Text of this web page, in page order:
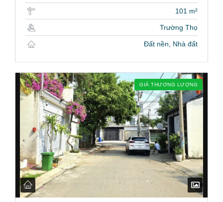
101 m²
Trường Thọ
Đất nền, Nhà đất
GIÁ THƯƠNG LƯỢNG